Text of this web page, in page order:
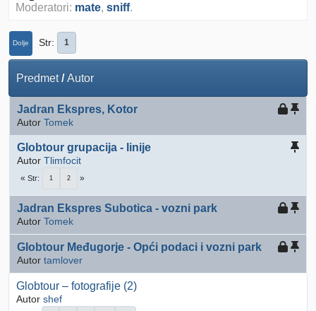
Moderatori: mate, sniff.
Dolje Str 1
Predmet/Autor
Jadran Ekspres, Kotor
Autor Tomek
Globtour grupacija - linije
Autor Tlimfocit
Str 1 2
Jadran Ekspres Subotica - vozni park
Autor Tomek
Globtour Međugorje - Opći podaci i vozni park
Autor tamlover
Globtour – fotografije (2)
Autor shef